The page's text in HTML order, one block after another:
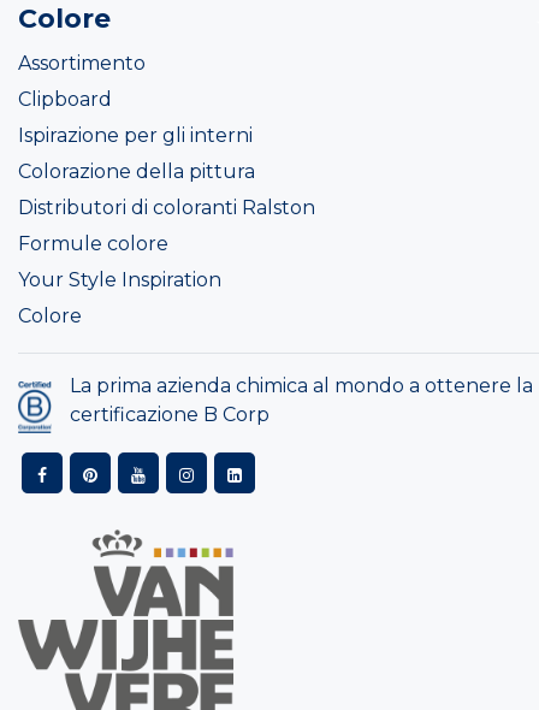
Colore
Assortimento
Clipboard
Ispirazione per gli interni
Colorazione della pittura
Distributori di coloranti Ralston
Formule colore
Your Style Inspiration
Colore
La prima azienda chimica al mondo a ottenere la
certificazione B Corp